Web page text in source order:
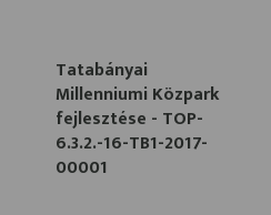
Tatabányai
Millenniumi Közpark
fejlesztése - TOP-
6.3.2.-16-TB1-2017-
00001